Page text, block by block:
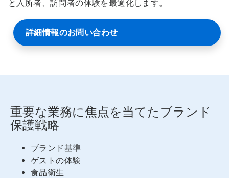
と入所者、訪問者の体験を最適化します。
詳細情報のお問い合わせ
重要な業務に焦点を当てたブランド
保護戦略
ブランド基準
ゲストの体験
食品衛生